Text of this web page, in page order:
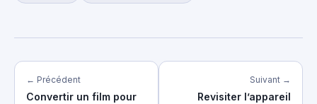
← Précédent
Convertir un film pour
Suivant →
Revisiter l’appareil